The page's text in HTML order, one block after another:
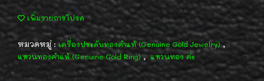
เพิ่มรายการโปรด
หมวดหมู่ : เครื่องประดับทองคำแท้ (Genuine Gold Jewelry),
แหวนทองคำแท้ (Genuine Gold Ring), แหวนทอง ค่ะ